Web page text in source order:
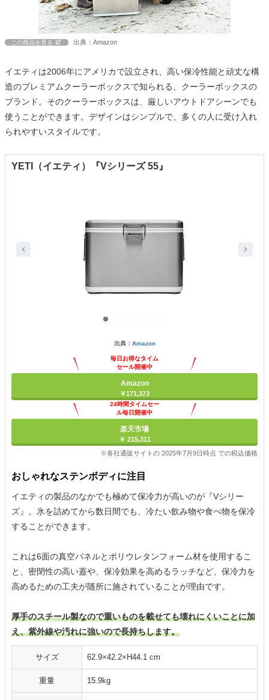
この商品を見る 出典：Amazon
イエティは2006年にアメリカで設立され、高い保冷性能と頑丈な構
造のプレミアムクーラーボックスで知られる、クーラーボックスの
ブランド。そのクーラーボックスは、厳しいアウトドアシーンでも
使うことができます。デザインはシンプルで、多くの人に受け入れ
られやすいスタイルです。
YETI（イエティ）『Vシリーズ 55』
出典： Amazon
毎日お得なタイム
セール開催中
Amazon
￥171,373
24時間タイムセー
ル毎日開催中
楽天市場
￥ 215,311
※各社通販サイトの 2025年7月9日時点 での税込価格
おしゃれなステンボディに注目
イエティの製品のなかでも極めて保冷力が高いのが『Vシリー
ズ』。氷を詰めてから数日間でも、冷たい飲み物や食べ物を保冷
することができます。
これは6面の真空パネルとポリウレタンフォーム材を使用するこ
と、密閉性の高い蓋や、保冷効果を高めるラッチなど、保冷力を
高めるための工夫が随所に施されていることが理由です。
厚手のスチール製なので重いものを載せても壊れにくいことに加
え、紫外線や汚れに強いので長持ちします。
サイズ 62.9×42.2×H44.1 cm
重量 15.9kg